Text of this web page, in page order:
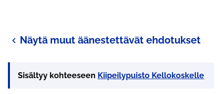
Näytä muut äänestettävät ehdotukset
Sisältyy kohteeseen Kiipeilypuisto Kellokoskelle